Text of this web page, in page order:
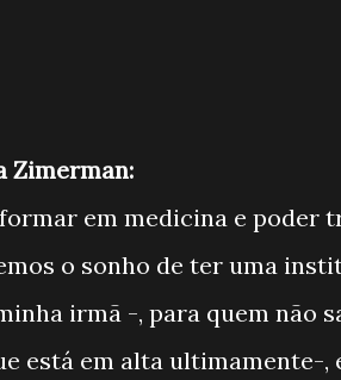
Zimerman:
em medicina e poder
o sonho de ter uma
irmã -, para quem não
está em alta ultimamente-